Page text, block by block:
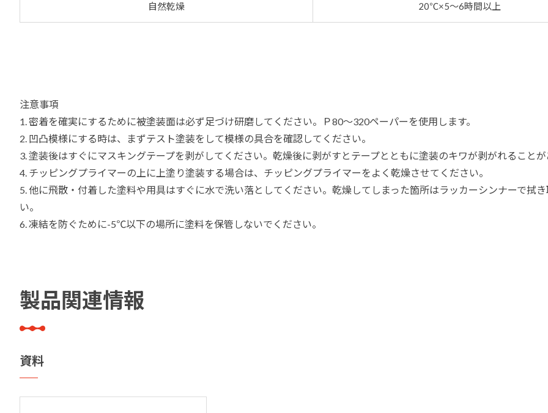
自然乾燥 20℃×5～6時間以上
注意事項
1. 密着を確実にするために被塗装面は必ず足づけ研磨してください。Ｐ80～320ペーパーを使用します。
2. 凹凸模様にする時は、まずテスト塗装をして模様の具合を確認してください。
3. 塗装後はすぐにマスキングテープを剥がしてください。乾燥後に剥がすとテープとともに塗装のキワが剥がれることが
4. チッピングプライマーの上に上塗り塗装する場合は、チッピングプライマーをよく乾燥させてください。
5. 他に飛散・付着した塗料や用具はすぐに水で洗い落としてください。乾燥してしまった箇所はラッカーシンナーで拭
い。
6. 凍結を防ぐために-5℃以下の場所に塗料を保管しないでください。
製品関連情報
資料